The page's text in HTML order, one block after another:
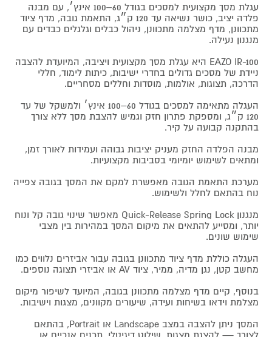
עגלת מסך מקצועית למסכים בגודל 60–100 אינץ׳, עם מבנה
פלדה יציב, כושר נשיאה עד 120 ק״ג, התאמת גובה, מדף ציוד
מתכוונן, מדף מצלמה מתכוונן, ניהול כבלים וגלגלים כבדים עם
מנגנון נעילה.
EAZO IR-100 היא עגלת מסך מקצועית ויציבה, המיועדת להצבה
ניידת של מסכים גדולים בחדרי ישיבות, כיתות לימוד, חללי
הדרכה, תצוגות, אולמות, מוסדות וחללים מסחריים.
העגלה מתאימה למסכים בגודל 60–100 אינץ׳ ולמשקל של עד
120 ק״ג, ומספקת פתרון חזק וגמיש להצבת מסך ללא צורך
בהתקנה קבועה על קיר.
מבנה הפלדה החזק מעניק יציבות גבוהה ועמידות לאורך זמן,
ומתאים לשימוש יומיומי בסביבות מקצועיות.
מערכת התאמת הגובה מאפשרת למקם את המסך בגובה צפייה
נוח בהתאם לחלל ולשימוש.
מנגנון Quick-Release Spring Lock מאפשר שינוי גובה קל ונוח
יותר, ומסייע להתאים את מיקום המסך במהירות בין מצבי
שימוש שונים.
העגלה כוללת מדף ציוד מתכוונן בגובה עבור אביזרים נלווים כמו
מחשב קטן, נגן מדיה, ממיר, ציוד AV או אביזרי תצוגה נוספים.
בנוסף, קיים מדף מצלמה מתכוונן בגובה, המיועד לשיפור מיקום
מצלמת וידאו בשיחות ועידה, שיעורים מקוונים, מצגות וישיבות.
המסך ניתן להצבה במצב Landscape או Portrait, בהתאם